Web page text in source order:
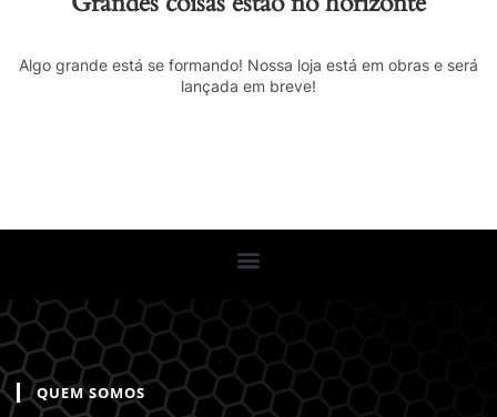
Algo grande está se formando! Nossa loja está em obras e será
lançada em breve!
QUEM SOMOS